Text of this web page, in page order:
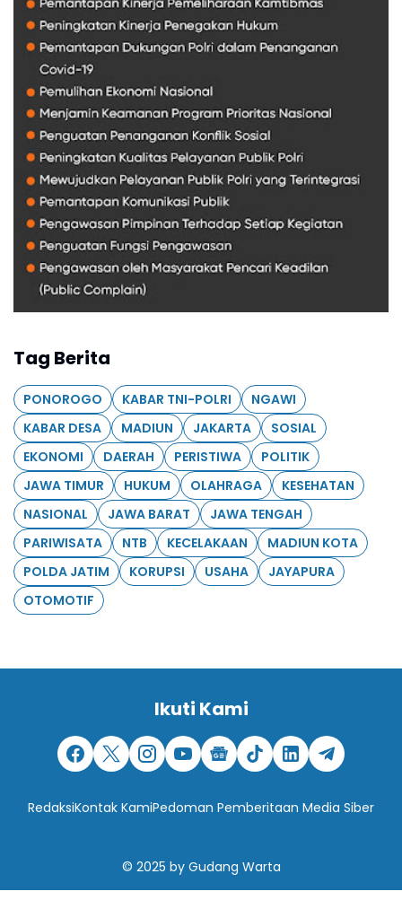
Tag Berita
PONOROGO KABAR TNI-POLRI
NGAWI
KABAR DESA
MADIUN JAKARTA
SOSIAL
EKONOMI
DAERAH PERISTIWA
POLITIK
JAWA TIMUR
HUKUM OLAHRAGA
KESEHATAN
NASIONAL
JAWA BARAT
JAWA TENGAH
PARIWISATA
NTB KECELAKAAN
MADIUN KOTA
POLDA JATIM
KORUPSI USAHA
JAYAPURA
OTOMOTIF
Ikuti Kami
RedaksiKontak KamiPedoman Pemberitaan Media Siber
© 2025 by Gudang Warta